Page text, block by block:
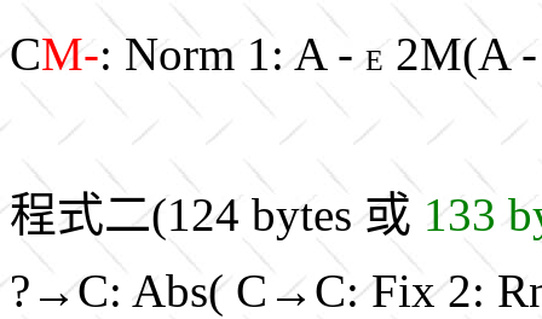
CM-: Norm 1: A - E 2M(A
程式二(124 bytes 或 133
?→C: Abs( C→C: Fix 2: